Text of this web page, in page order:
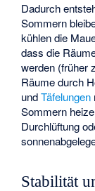
Dadurch
Sommern
kühlen die
dass die
werden (früher
Räume durch
undTäfelungen
Sommern
Durchlüftung
Stabilität